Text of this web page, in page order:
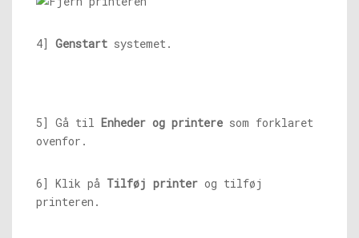
4] Genstart systemet.
5] Gå til Enheder og printere som forklaret
ovenfor.
6] Klik på Tilføj printer og tilføj
printeren.